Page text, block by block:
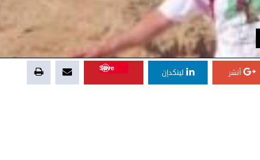
أنشر لينكدإن
Save